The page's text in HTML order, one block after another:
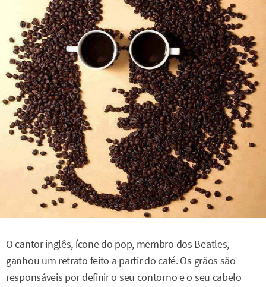
O cantor inglês, ícone do pop, membro dos Beatles,
ganhou um retrato feito a partir do café. Os grãos são
responsáveis por definir o seu contorno e o seu cabelo